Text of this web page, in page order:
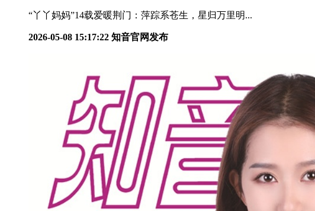
“丫丫妈妈”14载爱暖荆门：萍踪系苍生，星归万里明...
2026-05-08 15:17:22 知音官网发布